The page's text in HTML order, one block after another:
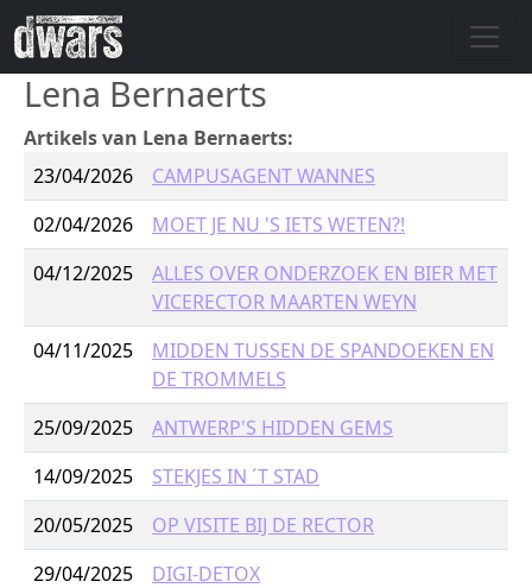
Overslaan en naar de inhoud gaan
Lena Bernaerts
Artikels van Lena Bernaerts:
23/04/2026
CAMPUSAGENT WANNES
02/04/2026
MOET JE NU 'S IETS WETEN?!
04/12/2025
ALLES OVER ONDERZOEK EN BIER MET
VICERECTOR MAARTEN WEYN
04/11/2025
MIDDEN TUSSEN DE SPANDOEKEN EN
DE TROMMELS
25/09/2025
ANTWERP'S HIDDEN GEMS
14/09/2025
STEKJES IN ´T STAD
20/05/2025
OP VISITE BIJ DE RECTOR
29/04/2025
DIGI-DETOX